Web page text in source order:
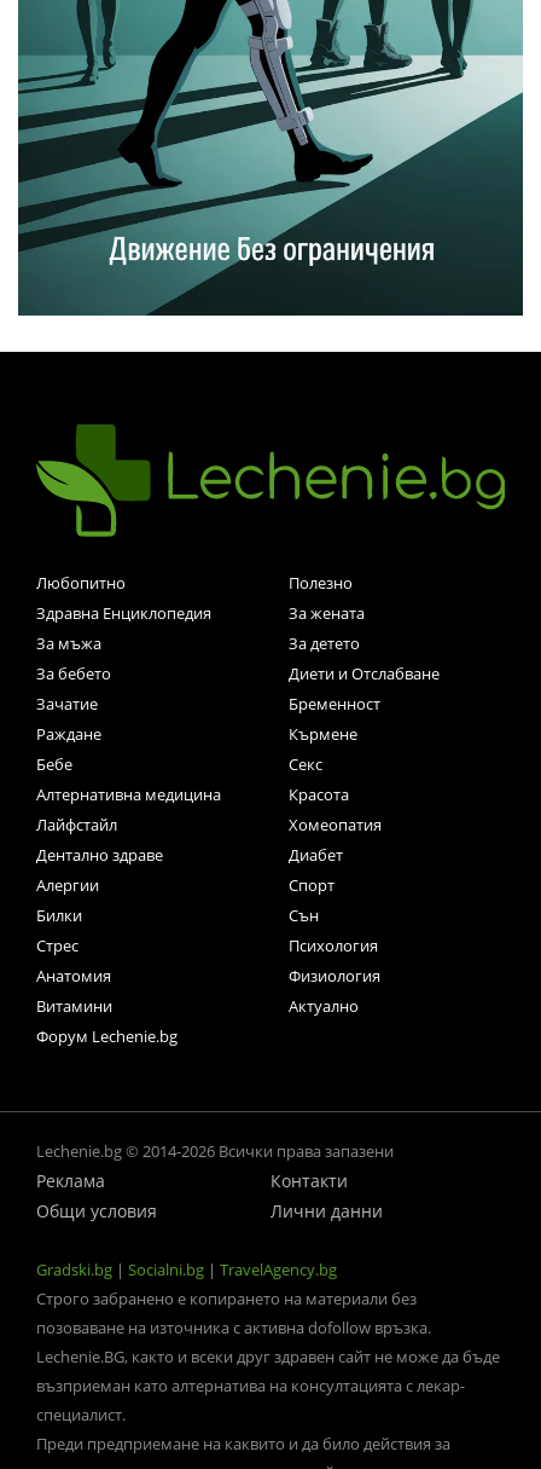
Любопитно
Полезно
Здравна Енциклопедия
За жената
За мъжа
За детето
За бебето
Диети и Отслабване
Зачатие
Бременност
Раждане
Кърмене
Бебе
Секс
Алтернативна медицина
Красота
Лайфстайл
Хомеопатия
Дентално здраве
Диабет
Алергии
Спорт
Билки
Сън
Стрес
Психология
Анатомия
Физиология
Витамини
Актуално
Форум Lechenie.bg
Lechenie.bg © 2014-2026 Всички права запазени
Реклама
Контакти
Общи условия
Лични данни
Gradski.bg | Socialni.bg | TravelAgency.bg
Строго забранено е копирането на материали без
позоваване на източника с активна dofollow връзка.
Lechenie.BG, както и всеки друг здравен сайт не може да бъде
възприеман като алтернатива на консултацията с лекар-
специалист.
Преди предприемане на каквито и да било действия за